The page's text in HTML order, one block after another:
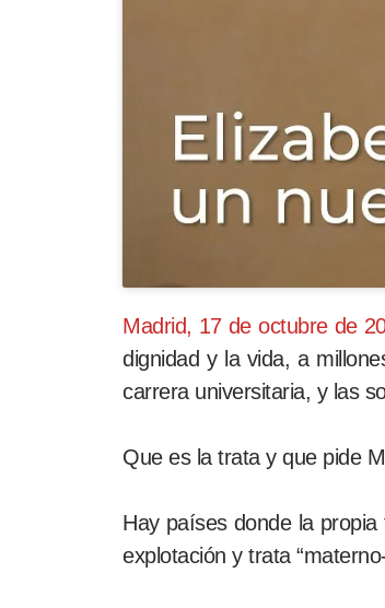
Madrid, 17 de octubre de
dignidad y la vida, a
carrera universitaria, y las
Que es la trata y que pide
Hay países donde la
explotación y trata